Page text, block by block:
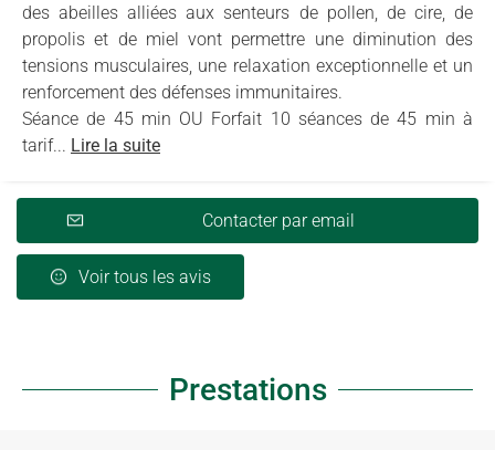
des abeilles alliées aux senteurs de pollen, de cire, de
propolis et de miel vont permettre une diminution des
tensions musculaires, une relaxation exceptionnelle et un
renforcement des défenses immunitaires.
Séance de 45 min OU Forfait 10 séances de 45 min à
tarif... Lire la suite
Contacter par email
Voir tous les avis
Prestations